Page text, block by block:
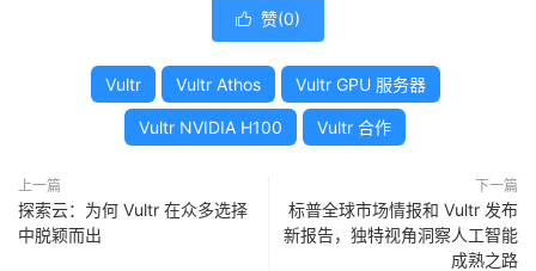
 赞(0)
Vultr Vultr Athos Vultr GPU 服务器
Vultr NVIDIA H100 Vultr 合作
上一篇
探索云：为何 Vultr 在众多选择
中脱颖而出
下一篇
标普全球市场情报和 Vultr 发布
新报告，独特视角洞察人工智能
成熟之路